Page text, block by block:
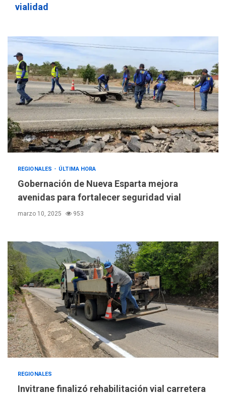
vialidad
REGIONALES ÚLTIMA HORA
Gobernación de Nueva Esparta mejora
avenidas para fortalecer seguridad vial
marzo 10, 2025 953
REGIONALES
Invitrane finalizó rehabilitación vial carretera